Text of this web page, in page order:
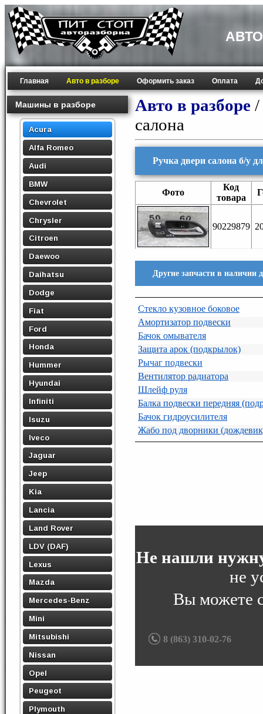
Главная Авто в разборе Оформить заказ Оплата
Машины в разборе
Acura
Alfa Romeo
Audi
BMW
Chevrolet
Chrysler
Citroen
Daewoo
Daihatsu
Dodge
Fiat
Ford
Honda
Hummer
Hyundai
Infiniti
Isuzu
Iveco
Jaguar
Jeep
Kia
Lancia
Land Rover
LDV (DAF)
Lexus
Mazda
Mercedes-Benz
Mini
Mitsubishi
Nissan
Opel
Peugeot
Plymouth
Авто в разборе /
салона
Ручка двери салона б/у
Фото
Код
товара
90229879
Другие запчасти в наличии
Стекло кузовное боковое
Амортизатор подвески
Бачок омывателя
Защита арок (подкрылок)
Рычаг подвески
Вентилятор радиатора
Шлейф руля
Балка подвески передняя
Бачок гидроусилителя
Жабо под дворники
Не нашли
не
Вы можете
8 (863) 310-02-76